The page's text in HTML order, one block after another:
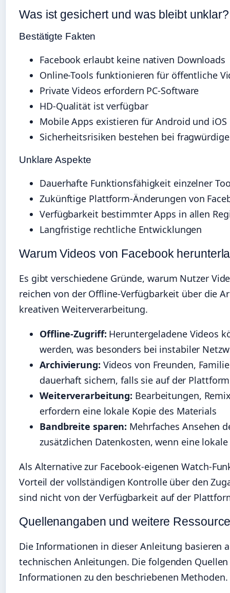
Was ist gesichert und was bleibt unklar?
Bestätigte Fakten
Facebook erlaubt keine nativen Downloads
Online-Tools funktionieren für öffentliche
Private Videos erfordern PC-Software
HD-Qualität ist verfügbar
Mobile Apps existieren für Android und iOS
Sicherheitsrisiken bestehen bei
Unklare Aspekte
Dauerhafte Funktionsfähigkeit einzelner
Zukünftige Plattform-Änderungen von
Verfügbarkeit bestimmter Apps in allen
Langfristige rechtliche Entwicklungen
Warum Videos von Facebook
Es gibt verschiedene Gründe, warum Nutzer
reichen von der Offline-Verfügbarkeit über die
kreativen Weiterverarbeitung.
Offline-Zugriff: Heruntergeladene Videos
werden, was besonders bei instabiler
Archivierung: Videos von Freunden,
dauerhaft sichern, falls sie auf der
Weiterverarbeitung: Bearbeitungen,
erfordern eine lokale Kopie des Materials
Bandbreite sparen: Mehrfaches Ansehen
zusätzlichen Datenkosten, wenn eine
Als Alternative zur Facebook-eigenen Watch-
Vorteil der vollständigen Kontrolle über den
sind nicht von der Verfügbarkeit auf der
Quellenangaben und weitere
Die Informationen in dieser Anleitung basieren
technischen Anleitungen. Die folgenden
Informationen zu den beschriebenen Methoden.